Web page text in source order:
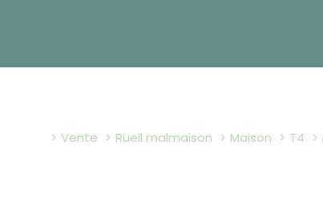
Vente Rueil malmaison Maison T4